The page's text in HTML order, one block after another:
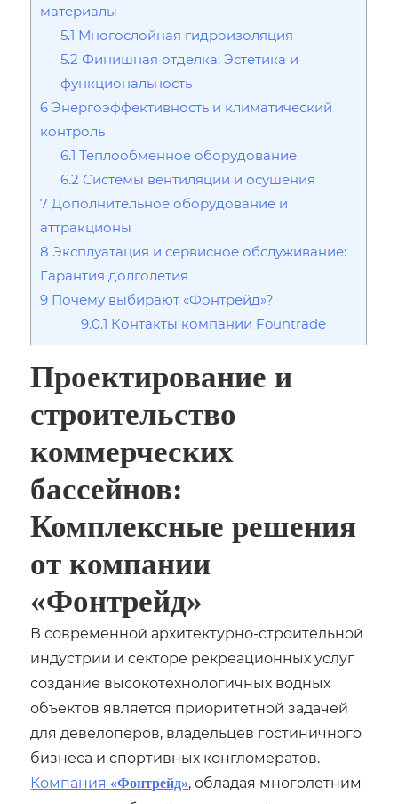
материалы
5.1 Многослойная гидроизоляция
5.2 Финишная отделка: Эстетика и
функциональность
6 Энергоэффективность и климатический
контроль
6.1 Теплообменное оборудование
6.2 Системы вентиляции и осушения
7 Дополнительное оборудование и
аттракционы
8 Эксплуатация и сервисное обслуживание:
Гарантия долголетия
9 Почему выбирают «Фонтрейд»?
9.0.1 Контакты компании Fountrade
Проектирование и
строительство
коммерческих
бассейнов:
Комплексные решения
от компании
«Фонтрейд»
В современной архитектурно-строительной
индустрии и секторе рекреационных услуг
создание высокотехнологичных водных
объектов является приоритетной задачей
для девелоперов‚ владельцев гостиничного
бизнеса и спортивных конгломератов.
Компания «Фонтрейд»‚ обладая многолетним